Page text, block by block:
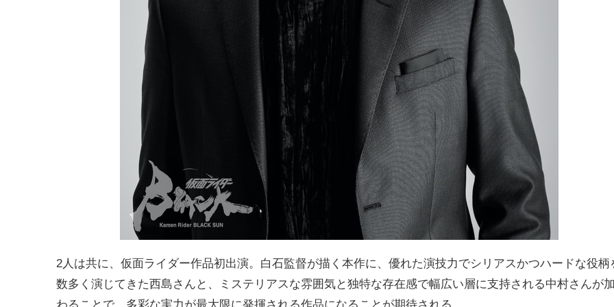
2人は共に、仮面ライダー作品初出演。白石監督が描く本作に、優れた演技力でシリアスかつハードな役柄
数多く演じてきた西島さんと、ミステリアスな雰囲気と独特な存在感で幅広い層に支持される中村さんが
わることで、多彩な実力が最大限に発揮される作品になることが期待される。